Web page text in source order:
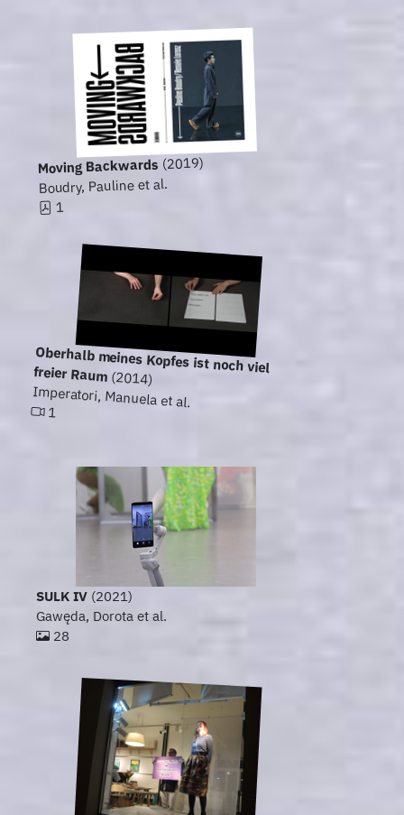
Moving Backwards (2019)
Boudry, Pauline et al.
1
Oberhalb meines Kopfes ist noch viel
freier Raum(2014)
Imperatori, Manuela et al.
1
SULK IV (2021)
Gawęda, Dorota et al.
28